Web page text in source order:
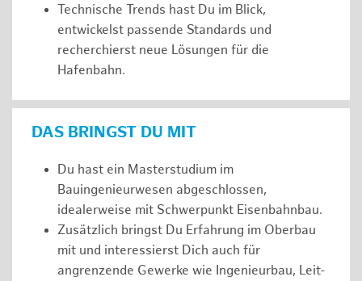
Technische Trends hast Du im Blick,
entwickelst passende Standards und
recherchierst neue Lösungen für die
Hafenbahn.
DAS BRINGST DU MIT
Du hast ein Masterstudium im
Bauingenieurwesen abgeschlossen,
idealerweise mit Schwerpunkt Eisenbahnbau.
Zusätzlich bringst Du Erfahrung im Oberbau
mit und interessierst Dich auch für
angrenzende Gewerke wie Ingenieurbau, Leit-